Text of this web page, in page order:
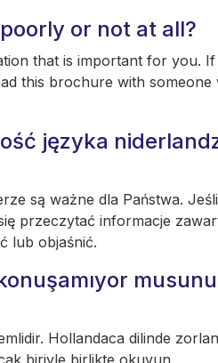
or not at all?
that is important for you.
this brochure with
języka
są ważne dla Państwa.
przeczytać informacje
lub objaśnić.
Hollandaca dilinde
biriyle birlikte okuyun.